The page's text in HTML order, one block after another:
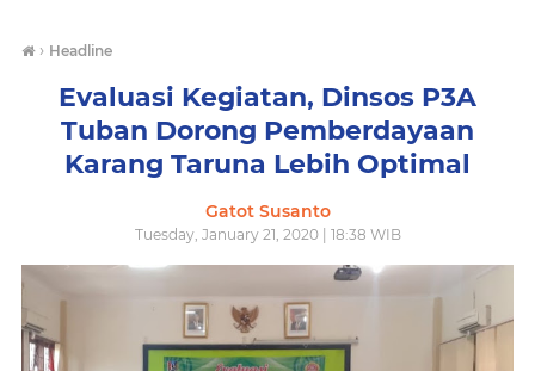
› Headline
Evaluasi Kegiatan, Dinsos P3A
Tuban Dorong Pemberdayaan
Karang Taruna Lebih Optimal
Gatot Susanto
Tuesday, January 21, 2020 | 18:38 WIB